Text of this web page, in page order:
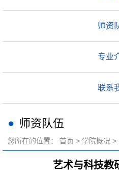
师资
专业
联系
师资队伍
您所在的位置： 首页 > 学院概况 >
艺术与科技教